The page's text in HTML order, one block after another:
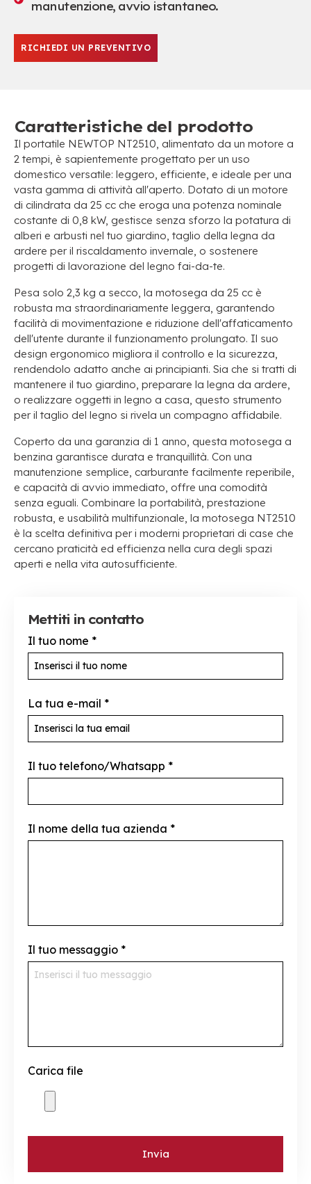
manutenzione, avvio istantaneo.
RICHIEDI UN PREVENTIVO
Caratteristiche del prodotto
Il portatile NEWTOP NT2510, alimentato da un motore a
2 tempi, è sapientemente progettato per un uso
domestico versatile: leggero, efficiente, e ideale per una
vasta gamma di attività all'aperto. Dotato di un motore
di cilindrata da 25 cc che eroga una potenza nominale
costante di 0,8 kW, gestisce senza sforzo la potatura di
alberi e arbusti nel tuo giardino, taglio della legna da
ardere per il riscaldamento invernale, o sostenere
progetti di lavorazione del legno fai-da-te.
Pesa solo 2,3 kg a secco, la motosega da 25 cc è
robusta ma straordinariamente leggera, garantendo
facilità di movimentazione e riduzione dell'affaticamento
dell'utente durante il funzionamento prolungato. Il suo
design ergonomico migliora il controllo e la sicurezza,
rendendolo adatto anche ai principianti. Sia che si tratti di
mantenere il tuo giardino, preparare la legna da ardere,
o realizzare oggetti in legno a casa, questo strumento
per il taglio del legno si rivela un compagno affidabile.
Coperto da una garanzia di 1 anno, questa motosega a
benzina garantisce durata e tranquillità. Con una
manutenzione semplice, carburante facilmente reperibile,
e capacità di avvio immediato, offre una comodità
senza eguali. Combinare la portabilità, prestazione
robusta, e usabilità multifunzionale, la motosega NT2510
è la scelta definitiva per i moderni proprietari di case che
cercano praticità ed efficienza nella cura degli spazi
aperti e nella vita autosufficiente.
Mettiti in contatto
Il tuo nome *
La tua e-mail *
Il tuo telefono/Whatsapp *
Il nome della tua azienda *
Il tuo messaggio *
Carica file
Invia